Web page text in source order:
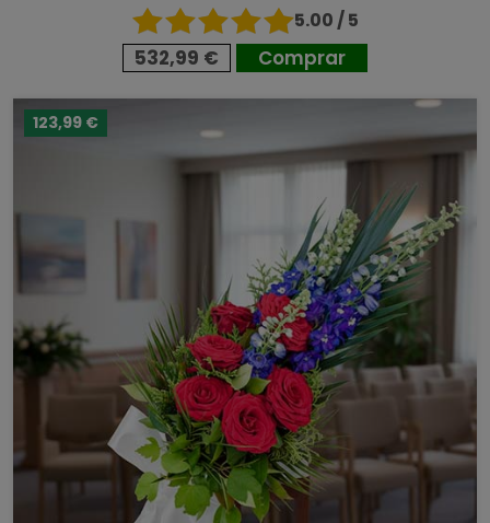
5.00 / 5
532,99 € Comprar
123,99 €